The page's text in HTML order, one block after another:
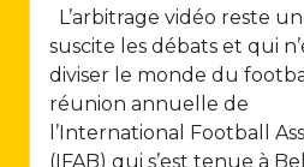
L’arbitrage vidéo reste
suscite les débats et qui
diviser le monde du
réunion annuelle de
l’International Football
(IFAB) qui s’est tenue à